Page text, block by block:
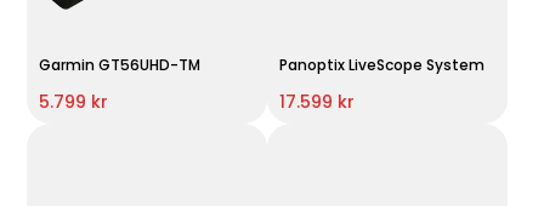
Garmin GT56UHD-TM
5.799 kr
Panoptix LiveScope System
17.599 kr